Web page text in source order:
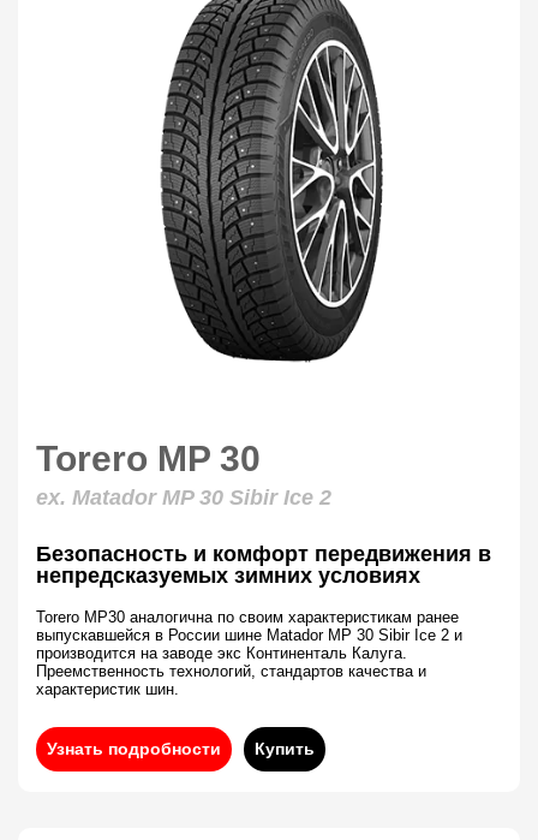
Torero MP 30
ex. Matador MP 30 Sibir Ice 2
Безопасность и комфорт передвижения в
непредсказуемых зимних условиях
Torero MP30 аналогична по своим характеристикам ранее
выпускавшейся в России шине Matador MP 30 Sibir Ice 2 и
производится на заводе экс Континенталь Калуга.
Преемственность технологий, стандартов качества и
характеристик шин.
Узнать подробности Купить